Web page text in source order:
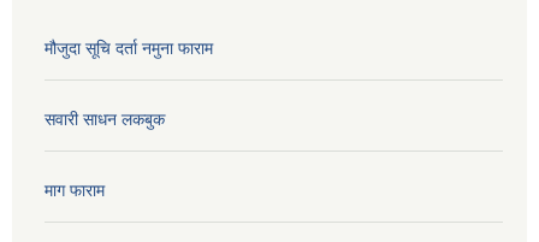
मौजुदा सूचि दर्ता नमुना फाराम
सवारी साधन लकबुक
माग फाराम